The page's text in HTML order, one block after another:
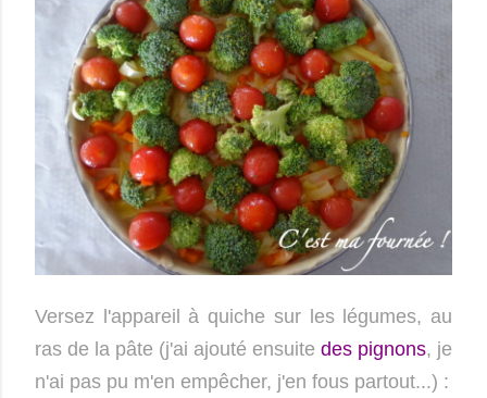
Versez l'appareil à quiche sur les légumes, au
ras de la pâte (j'ai ajouté ensuite des pignons, je
n'ai pas pu m'en empêcher, j'en fous partout...) :